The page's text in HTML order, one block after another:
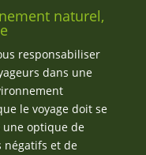
naturel,
responsabiliser
dans une
le voyage doit se
une optique de
négatifs et de